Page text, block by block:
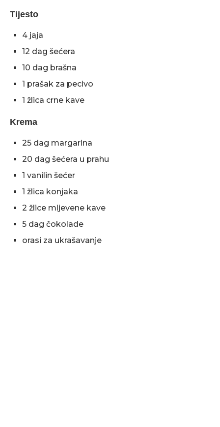
Tijesto
4 jaja
12 dag šećera
10 dag brašna
1 prašak za pecivo
1 žlica crne kave
Krema
25 dag margarina
20 dag šećera u prahu
1 vanilin šećer
1 žlica konjaka
2 žlice mljevene kave
5 dag čokolade
orasi za ukrašavanje